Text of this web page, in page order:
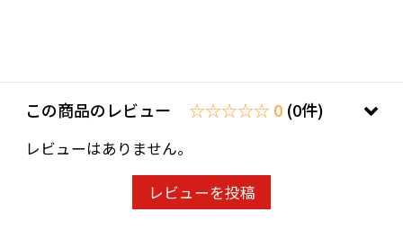
この商品のレビュー ☆☆☆☆☆ 0 (0件)
レビューはありません。
レビューを投稿